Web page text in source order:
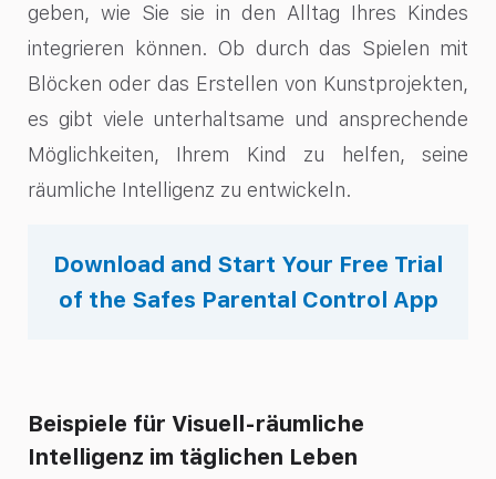
geben, wie Sie sie in den Alltag Ihres Kindes
integrieren können. Ob durch das Spielen mit
Blöcken oder das Erstellen von Kunstprojekten,
es gibt viele unterhaltsame und ansprechende
Möglichkeiten, Ihrem Kind zu helfen, seine
räumliche Intelligenz zu entwickeln.
Download and Start Your Free Trial
of the Safes Parental Control App
Beispiele für Visuell-räumliche
Intelligenz im täglichen Leben